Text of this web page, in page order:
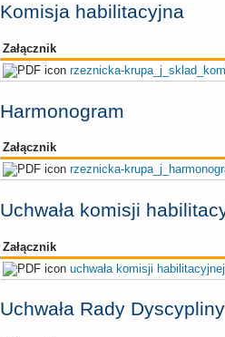
Komisja habilitacyjna
Załącznik
rzeznicka-
Harmonogram
Załącznik
rzeznicka-
Uchwała komisji
Załącznik
uchwała komisji habilitacyjnej
Uchwała Rady Dyscypliny